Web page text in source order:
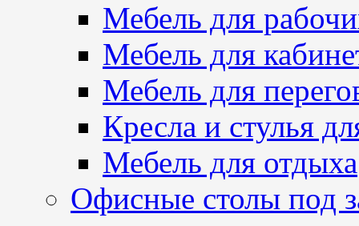
Мебель для
Мебель для
Мебель для
Кресла и стулья
Мебель для отдыха
Офисные столы под